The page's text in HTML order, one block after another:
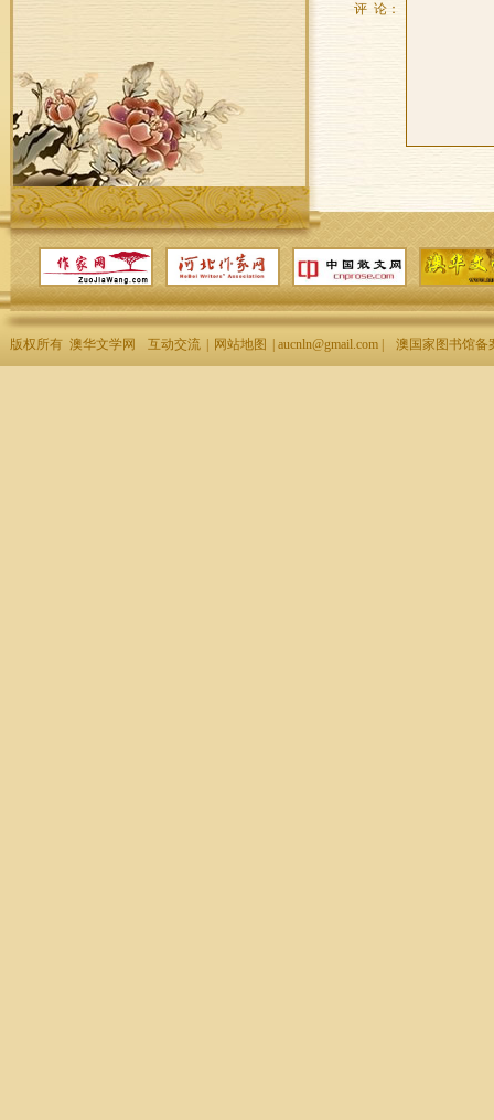
评 论：
版权所有 澳华文学网 互动交流 网站地图 | aucnln@gmail.com | 澳国家图书馆备